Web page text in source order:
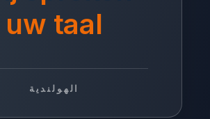
uw taal
الهولندية